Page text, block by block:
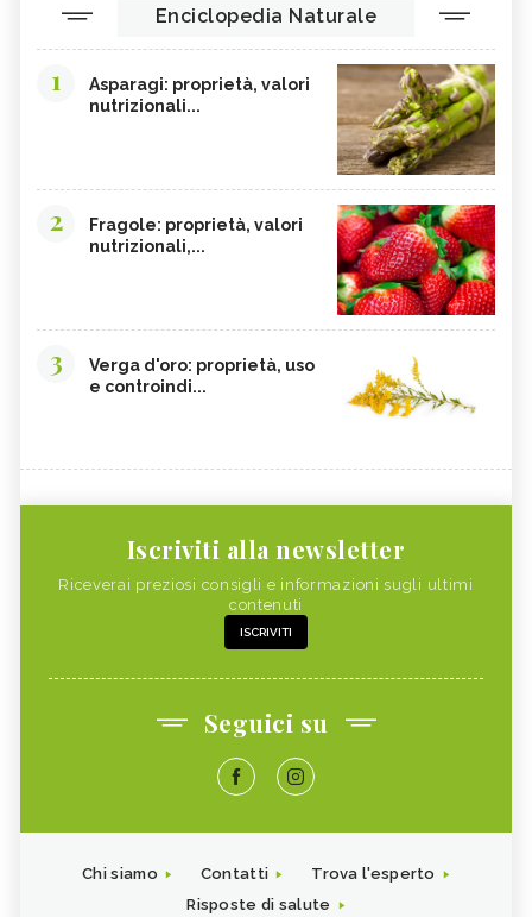
Enciclopedia Naturale
1
Asparagi: proprietà, valori
nutrizionali...
2
Fragole: proprietà, valori
nutrizionali,...
3
Verga d'oro: proprietà, uso
e controindi...
Iscriviti alla newsletter
Riceverai preziosi consigli e informazioni sugli ultimi
contenuti
ISCRIVITI
Seguici su
Chi siamo Contatti
Trova l'esperto
Risposte di salute